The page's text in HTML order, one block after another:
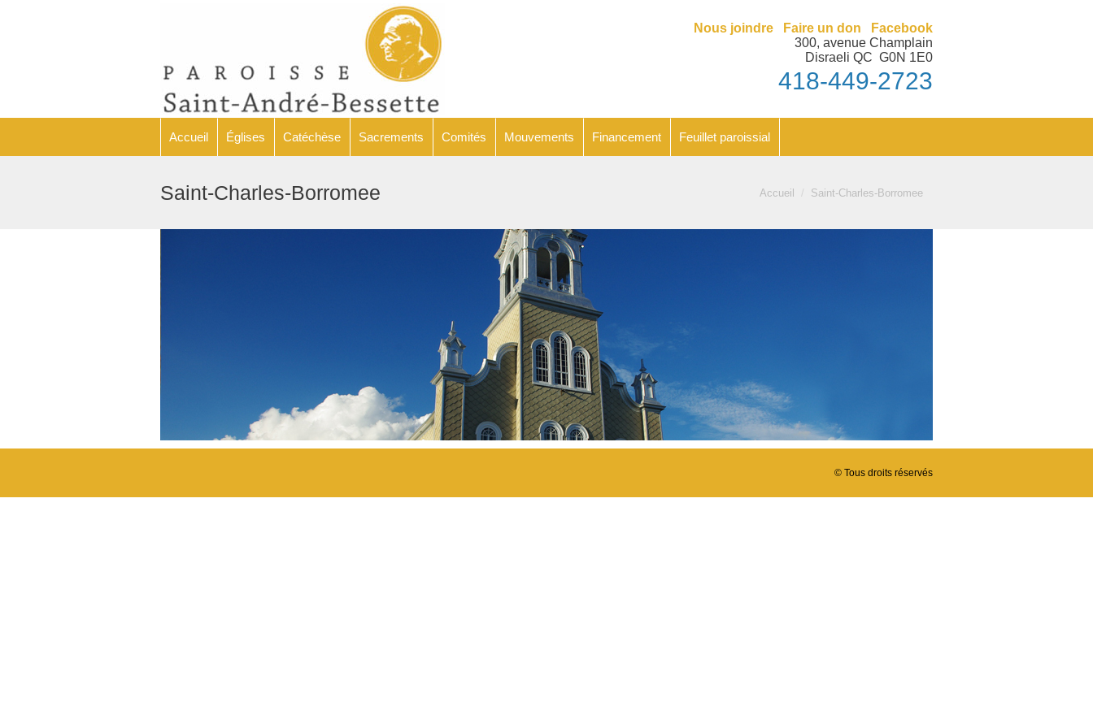
Nous joindre Faire un don
Facebook
300, avenue Champlain
Disraeli QC G0N 1E0
418-449-2723
Accueil Églises Catéchèse Sacrements Comités Mouvements Financement Feuillet paroissial
Saint-Charles-Borromee Vous êtes ici :
Accueil Saint-Charles-Borromee
© Tous droits réservés
Catéchèse Sacrements Financement Feuillet paroissial